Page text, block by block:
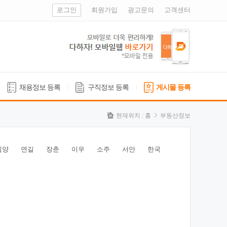
로그인 회원가입 광고문의 고객센터
채용정보 등록 구직정보 등록 게시물 등록
현재위치 : 홈 부동산정보
양 연길 장춘 이우 소주 서안 한국